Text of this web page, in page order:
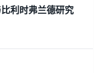
利时弗兰德研究